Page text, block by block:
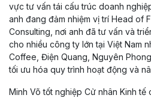
vực tư vấn tái cấu trúc doanh
anh đang đảm nhiệm vị trí Head of
Consulting, nơi anh đã tư vấn và
cho nhiều công ty lớn tại Việt Nam
Coffee, Điện Quang, Nguyên
tối ưu hóa quy trình hoạt động và
Minh Võ tốt nghiệp Cử nhân Kinh